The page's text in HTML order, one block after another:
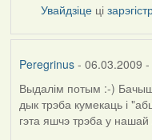
Увайдзіце ці
Peregrinus- 06.03.2009 -
Выдалім потым :-)
дык трэба кумекаць і
гэта яшчэ трэба у